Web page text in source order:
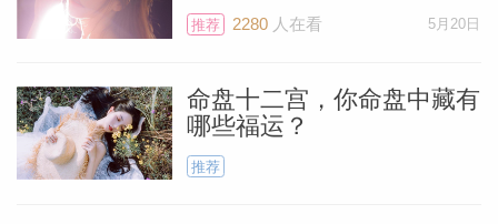
位。可能你手边有一些需要先行处理的任
务，从而导致了对其他事项的参与受限。如
果你们被承诺，可以在某个大项目上花费不
推荐 2280人在看 5月20日
命盘十二宫，你命盘中藏有
哪些福运？
推荐